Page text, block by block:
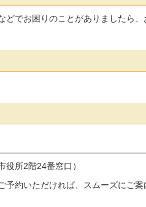
どでお困りのことがありましたら
所2階24番窓口）
予約いただければ、スムーズにご案